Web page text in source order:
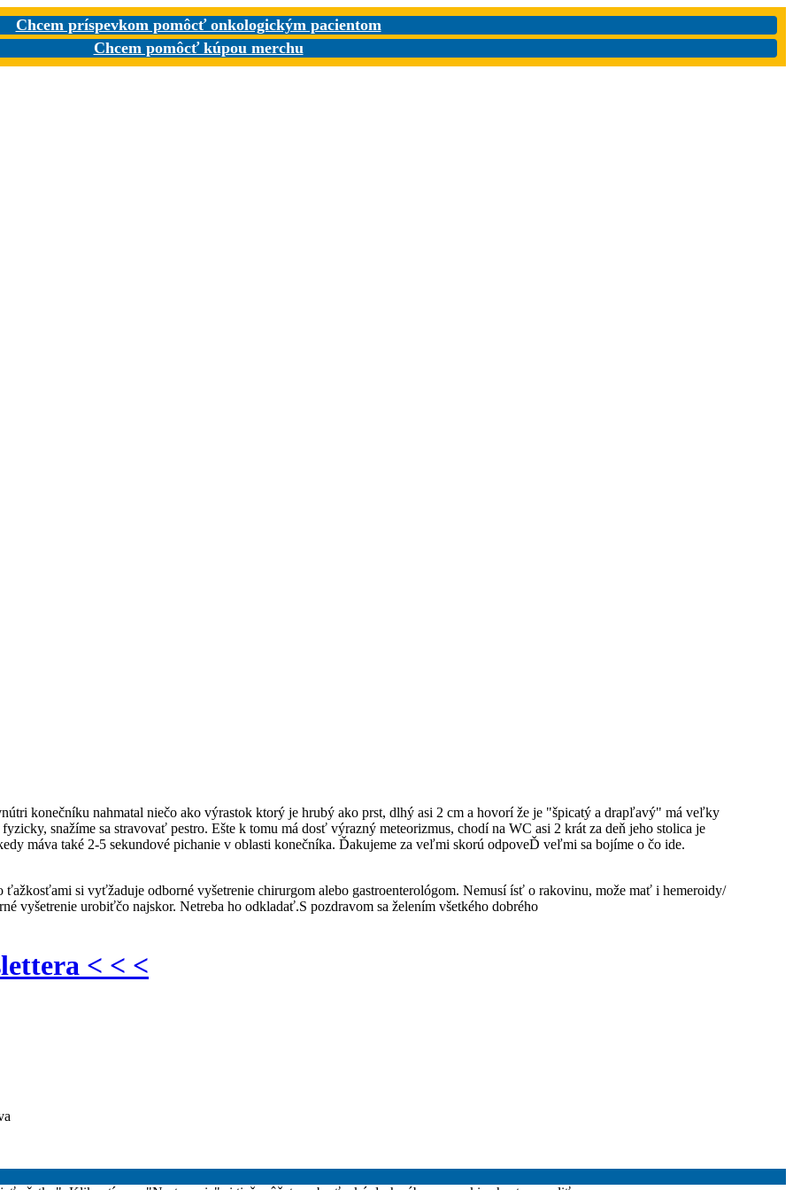
Chcem príspevkom pomôcť onkologickým pacientom
Chcem pomôcť kúpou merchu
konečníku nahmatal niečo ako výrastok ktorý je hrubý ako prst, dlhý asi 2 cm a hovorí že je "špicatý a drapľavý" má veľky
snažíme sa stravovať pestro. Ešte k tomu má dosť výrazný meteorizmus, chodí na WC asi 2 krát za deň jeho stolica je
máva také 2-5 sekundové pichanie v oblasti konečníka. Ďakujeme za veľmi skorú odpoveĎ veľmi sa bojíme o čo ide.
si vyťžaduje odborné vyšetrenie chirurgom alebo gastroenterológom. Nemusí ísť o rakovinu, može mať i hemeroidy/
vyšetrenie urobiťčo najskor. Netreba ho odkladať.S pozdravom sa želením všetkého dobrého
< < <